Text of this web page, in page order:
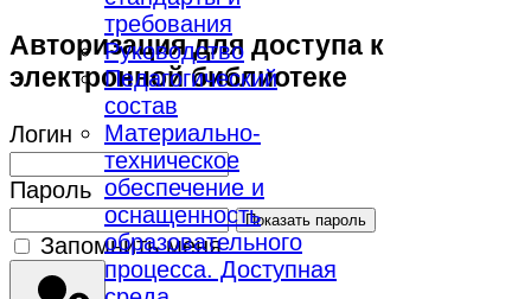
требования
Руководство
Педагогический
состав
Материально-
техническое
обеспечение и
оснащенность
образовательного
процесса. Доступная
Авторизация для доступа к
электронной библиотеке
Логин
Пароль
Показать пароль
Запомнить меня